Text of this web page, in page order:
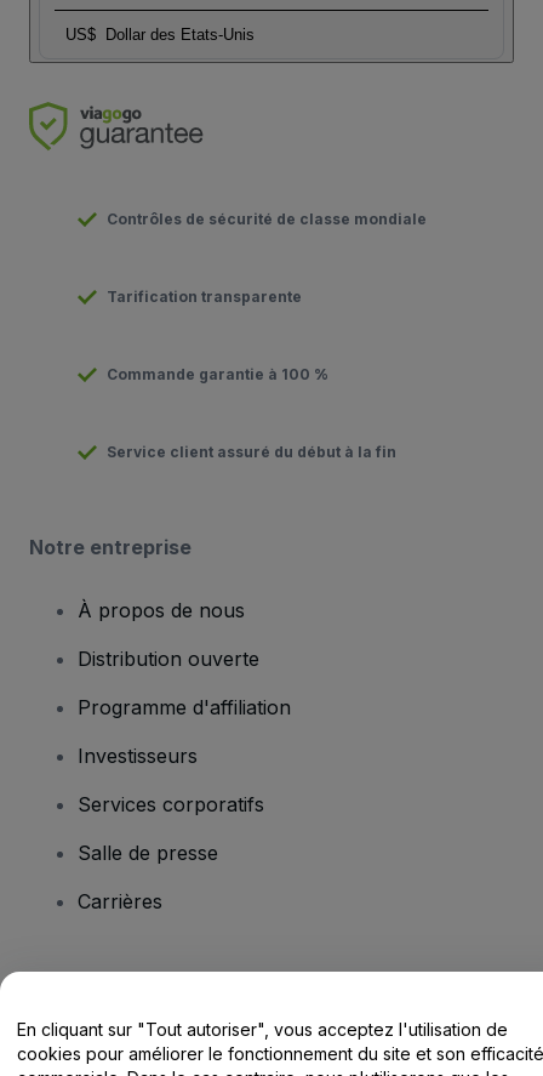
US$ Dollar des Etats-Unis
Contrôles de sécurité de classe mondiale
Tarification transparente
Commande garantie à 100 %
Service client assuré du début à la fin
Notre entreprise
À propos de nous
Distribution ouverte
Programme d'affiliation
Investisseurs
Services corporatifs
Salle de presse
Carrières
Centre d'assistance / Nous contacter
En cliquant sur "Tout autoriser", vous acceptez l'utilisation de
cookies pour améliorer le fonctionnement du site et son efficacité